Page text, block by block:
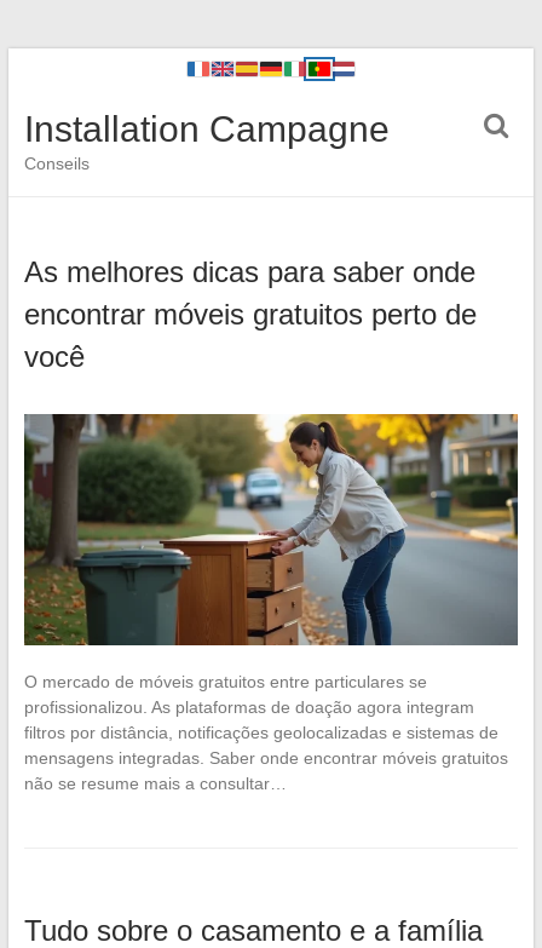
Installation Campagne
Conseils
As melhores dicas para saber onde
encontrar móveis gratuitos perto de
você
O mercado de móveis gratuitos entre particulares se
profissionalizou. As plataformas de doação agora integram
filtros por distância, notificações geolocalizadas e sistemas de
mensagens integradas. Saber onde encontrar móveis gratuitos
não se resume mais a consultar…
Tudo sobre o casamento e a família